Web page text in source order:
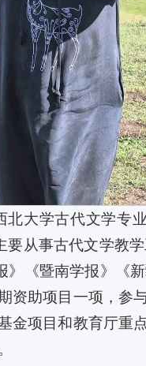
大学古代文学专业
从事古代文学教
《暨南学报》《
资助项目一项，参
金项目和教育厅重